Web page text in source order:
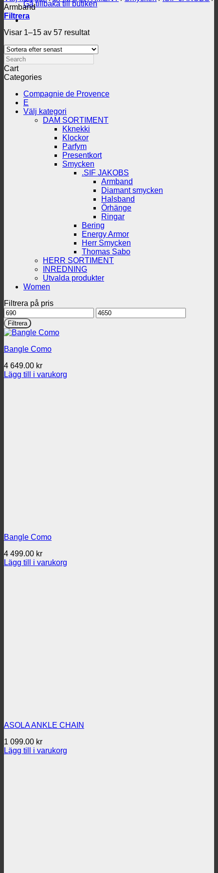
Gå tillbaka till butiken
Armband
Filtrera
Visar 1–15 av 57 resultatSortera
senaste
Search
Cart
Categories
Compagnie de Provence
E
Välj kategori
DAM SORTIMENT
Kknekki
Klockor
Parfym
Presentkort
Smycken
.SIF JAKOBS
Armband
Diamant smycken
Halsband
Örhänge
Ringar
Bering
Energy Armor
Herr Smycken
Thomas Sabo
HERR SORTIMENT
INREDNING
Utvalda produkter
Women
Filtrera på pris
Min
pris
Max
pris
Filtrera
Bangle Como
4 649.00 kr
Lägg till i varukorg
Bangle Como
4 499.00 kr
Lägg till i varukorg
ASOLA ANKLE CHAIN
1 099.00 kr
Lägg till i varukorg